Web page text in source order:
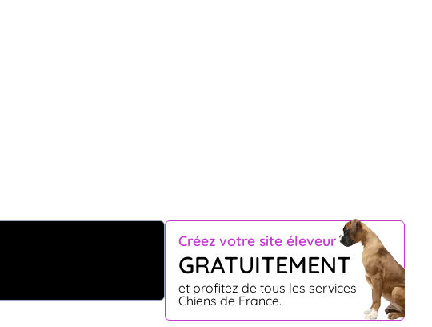
Créez votre site éleveur
GRATUITEMENT
et profitez de tous les services
Chiens de France.